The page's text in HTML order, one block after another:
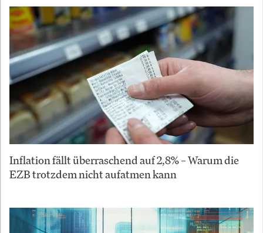
Inflation fällt überraschend auf 2,8% – Warum die
EZB trotzdem nicht aufatmen kann